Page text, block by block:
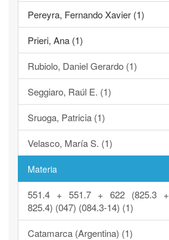
Pereyra, Fernando Xavier (1)
Prieri, Ana (1)
Rubiolo, Daniel Gerardo (1)
Seggiaro, Raúl E. (1)
Sruoga, Patricia (1)
Velasco, María S. (1)
Materia
551.4 + 551.7 + 622 (825.3 +
825.4) (047) (084.3-14) (1)
Catamarca (Argentina) (1)